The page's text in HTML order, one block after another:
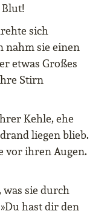
sich
nahm sie einen
etwas Großes
Stirn
Kehle, ehe
liegen blieb.
vor ihren Augen.
was sie durch
hast dir den